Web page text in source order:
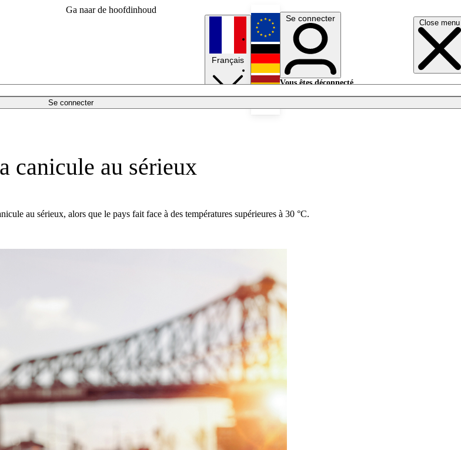
Ga naar de hoofdinhoud
Close menu
Se connecter
Français
English
Deutsch
Se connecter
Vous êtes déconnecté.
canicule au sérieux
au sérieux, alors que le pays fait face à des températures supérieures à 30 °C.